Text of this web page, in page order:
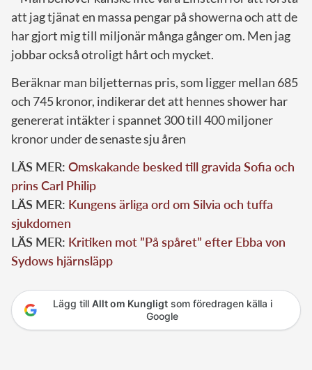
att jag tjänat en massa pengar på showerna och att de
har gjort mig till miljonär många gånger om. Men jag
jobbar också otroligt hårt och mycket.
Beräknar man biljetternas pris, som ligger mellan 685
och 745 kronor, indikerar det att hennes shower har
genererat intäkter i spannet 300 till 400 miljoner
kronor under de senaste sju åren
LÄS MER: Omskakande besked till gravida Sofia och
prins Carl Philip
LÄS MER: Kungens ärliga ord om Silvia och tuffa
sjukdomen
LÄS MER: Kritiken mot ”På spåret” efter Ebba von
Sydows hjärnsläpp
Lägg till Allt om Kungligtsom föredragen källa i
Google